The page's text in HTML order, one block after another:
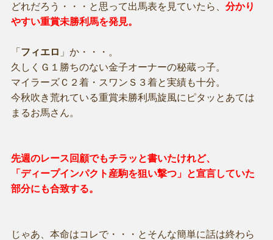
どれだろう・・・と思って出馬表を見ていたら、 分かり
やすい重賞未勝利馬を発見。
「 フィエロ 」か・・・。
久しくＧ１勝ちのない金子オーナーの秘蔵っ子。
マイラーズＣ２着・スワンＳ３着と実績も十分。
今秋吹き荒れている重賞未勝利馬旋風にピタッとあては
まるお馬さん。
先週のレース回顧でもチラッと書いたけれど、
「ディープインパクト産駒を狙い撃つ」と宣言していた
部分にも合致する。
じゃあ、本命はコレで・・・とそんな簡単に話は終わら